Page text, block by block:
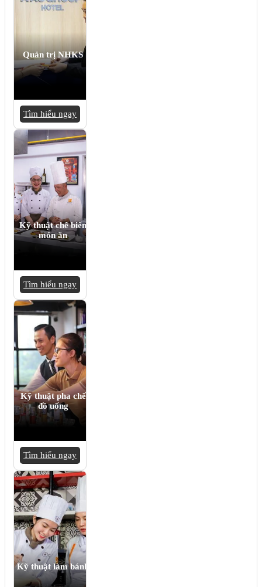
Quản trị NHKS
Tìm hiểu ngay
Kỹ thuật chế biến
món ăn
Tìm hiểu ngay
Kỹ thuật pha chế
đồ uống
Tìm hiểu ngay
Kỹ thuật làm bánh